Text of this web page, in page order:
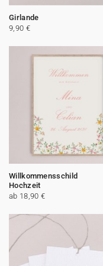
Girlande
9,90 €
Willkommensschild
Hochzeit
ab 18,90 €